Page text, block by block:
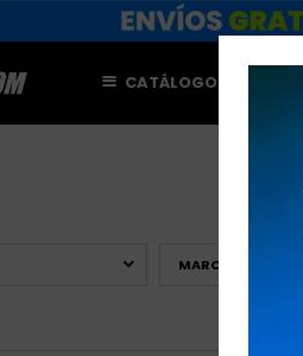
CATÁLOGO
MARCAS